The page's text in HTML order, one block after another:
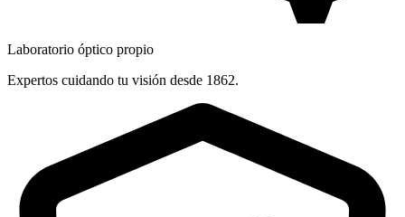
Laboratorio óptico propio
Expertos cuidando tu visión desde 1862.